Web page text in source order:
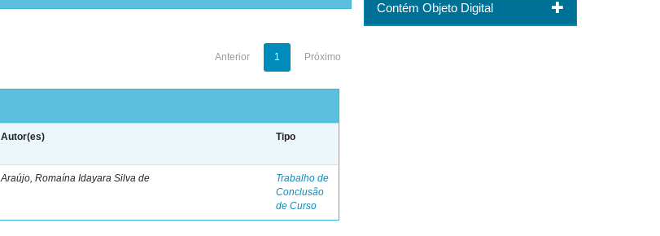
Anterior 1 Próximo
Autor(es) Tipo
Araújo, Romaína Idayara Silva de
Trabalho de
Conclusão
de Curso
Contém Objeto Digital